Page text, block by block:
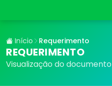
Início Requerimento
REQUERIMENTO
Visualização do documento